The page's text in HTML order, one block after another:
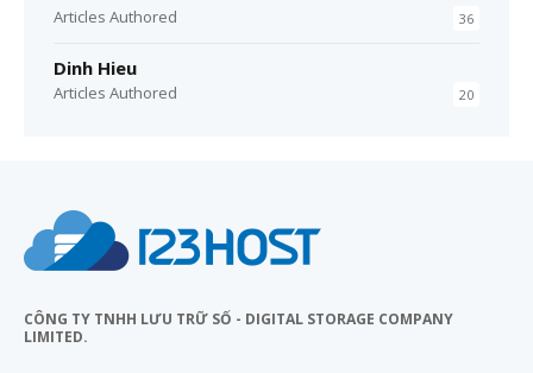
Articles Authored 36
Dinh Hieu
Articles Authored 20
CÔNG TY TNHH LƯU TRỮ SỐ - DIGITAL STORAGE COMPANY
LIMITED.